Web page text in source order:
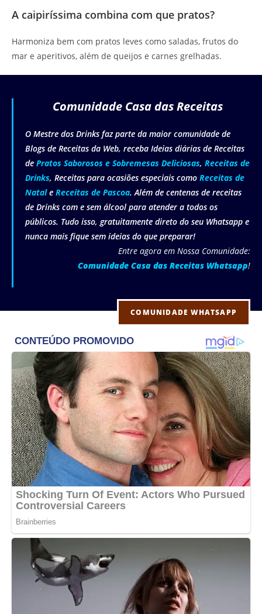
A caipiríssima combina com que pratos?
Harmoniza bem com pratos leves como saladas, frutos do
mar e aperitivos, além de queijos e carnes grelhadas.
Comunidade Casa das Receitas
O Mestre dos Drinks faz parte da maior comunidade de
Blogs de Receitas da Web, receba Ideias diárias de Receitas
de Pratos Saborosos e Sobremesas Deliciosas, Receitas de
Drinks, Receitas para ocasiões especiais como Receitas de
Natale Receitas de Pascoa. Além de centenas de receitas
de Drinks com e sem álcool para atender a todos os
públicos. Tudo isso, gratuitamente direto do seu Whatsapp e
nunca mais fique sem ideias do que preparar!
Entre agora em Nossa Comunidade:
Comunidade Casa das Receitas Whatsapp!
COMUNIDADE WHATSAPP